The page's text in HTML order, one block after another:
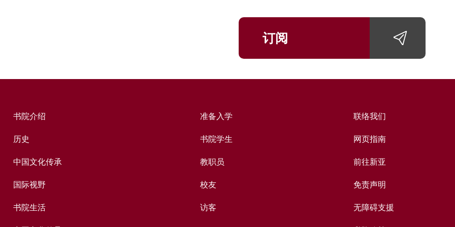
订阅
书院介绍
历史
中国文化传承
国际视野
书院生活
准备入学
书院学生
教职员
校友
访客
联络我们
网页指南
前往新亚
免责声明
无障碍支援